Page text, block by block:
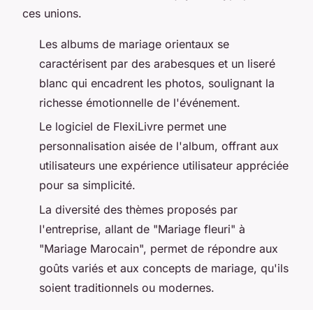
ces unions.
Les albums de mariage orientaux se
caractérisent par des arabesques et un liseré
blanc qui encadrent les photos, soulignant la
richesse émotionnelle de l'événement.
Le logiciel de FlexiLivre permet une
personnalisation aisée de l'album, offrant aux
utilisateurs une expérience utilisateur appréciée
pour sa simplicité.
La diversité des thèmes proposés par
l'entreprise, allant de "Mariage fleuri" à
"Mariage Marocain", permet de répondre aux
goûts variés et aux concepts de mariage, qu'ils
soient traditionnels ou modernes.